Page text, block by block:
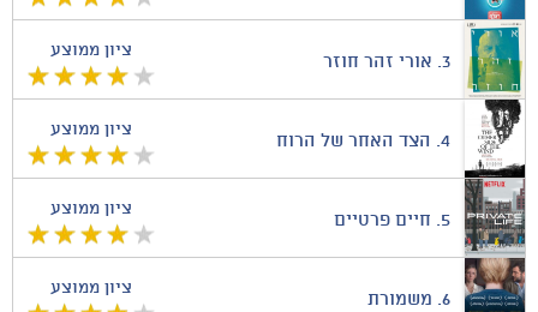
ציון ממוצע
3. אורי זהר חוזר
ציון ממוצע
4. הצד האחר של הרוח
ציון ממוצע
5. חיים פרטיים
ציון ממוצע
6. משמורת